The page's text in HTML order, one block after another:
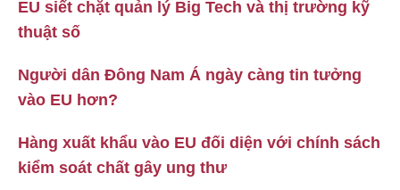
EU siết chặt quản lý Big Tech và thị trường kỹ
thuật số
Người dân Đông Nam Á ngày càng tin tưởng
vào EU hơn?
Hàng xuất khẩu vào EU đối diện với chính sách
kiểm soát chất gây ung thư